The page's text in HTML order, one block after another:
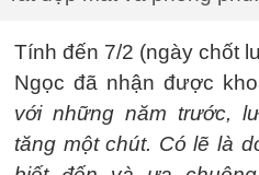
Tính đến 7/2 (ngày chốt
Ngọc đã nhận được
với những năm trước,
tăng một chút. Có lẽ là